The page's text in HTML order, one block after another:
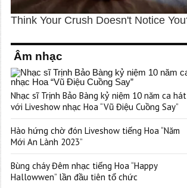
Âm nhạc
Nhạc sĩ Trịnh Bảo Bàng kỷ niệm 10 năm ca hát
với Liveshow nhạc Hoa “Vũ Điệu Cuồng Say”
Hào hứng chờ đón Liveshow tiếng Hoa “Năm
Mới An Lành 2023”
Bùng cháy Đêm nhạc tiếng Hoa “Happy
Hallowwen” lần đầu tiên tổ chức